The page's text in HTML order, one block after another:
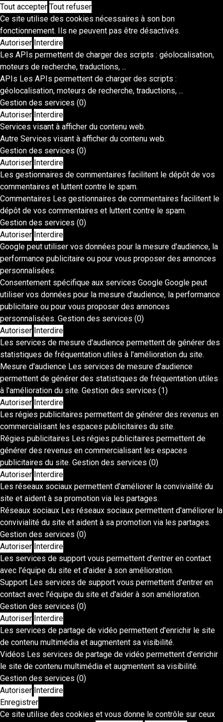
Tout accepter Tout refuser
Ce site utilise des cookies nécessaires à son bon
fonctionnement. Ils ne peuvent pas être désactivés.
Autoriser Interdire
Les APIs permettent de charger des scripts : géolocalisation,
moteurs de recherche, traductions, ...
APIs Les APIs permettent de charger des scripts :
géolocalisation, moteurs de recherche, traductions, ...
Gestion des services (0)
Autoriser Interdire
Services visant à afficher du contenu web.
Autre Services visant à afficher du contenu web.
Gestion des services (0)
Autoriser Interdire
Les gestionnaires de commentaires facilitent le dépôt de vos
commentaires et luttent contre le spam.
Commentaires Les gestionnaires de commentaires facilitent le
dépôt de vos commentaires et luttent contre le spam.
Gestion des services (0)
Autoriser Interdire
Google peut utiliser vos données pour la mesure d'audience, la
performance publicitaire ou pour vous proposer des annonces
personnalisées.
Consentement spécifique aux services Google Google peut
utiliser vos données pour la mesure d'audience, la performance
publicitaire ou pour vous proposer des annonces
personnalisées. Gestion des services (0)
Autoriser Interdire
Les services de mesure d'audience permettent de générer des
statistiques de fréquentation utiles à l'amélioration du site.
Mesure d'audience Les services de mesure d'audience
permettent de générer des statistiques de fréquentation utiles
à l'amélioration du site. Gestion des services (1)
Autoriser Interdire
Les régies publicitaires permettent de générer des revenus en
commercialisant les espaces publicitaires du site.
Régies publicitaires Les régies publicitaires permettent de
générer des revenus en commercialisant les espaces
publicitaires du site. Gestion des services (0)
Autoriser Interdire
Les réseaux sociaux permettent d'améliorer la convivialité du
site et aident à sa promotion via les partages.
Réseaux sociaux Les réseaux sociaux permettent d'améliorer la
convivialité du site et aident à sa promotion via les partages.
Gestion des services (0)
Autoriser Interdire
Les services de support vous permettent d'entrer en contact
avec l'équipe du site et d'aider à son amélioration.
Support Les services de support vous permettent d'entrer en
contact avec l'équipe du site et d'aider à son amélioration.
Gestion des services (0)
Autoriser Interdire
Les services de partage de vidéo permettent d'enrichir le site
de contenu multimédia et augmentent sa visibilité.
Vidéos Les services de partage de vidéo permettent d'enrichir
le site de contenu multimédia et augmentent sa visibilité.
Gestion des services (0)
Autoriser Interdire
Enregistrer
Ce site utilise des cookies et vous donne le contrôle sur ceux